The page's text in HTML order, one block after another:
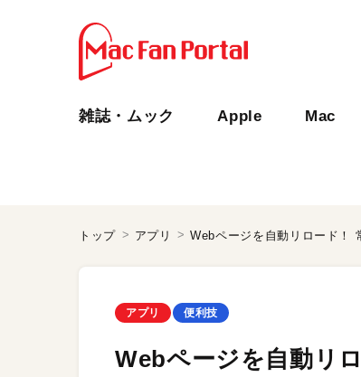
雑誌・ムック Apple Mac
トップ アプリ
アプリ 便利技
Webページを自動リ